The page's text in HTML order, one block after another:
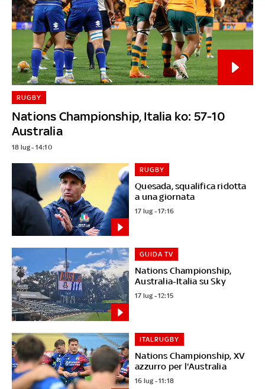
Nations Championship, Italia ko: 57-10
Australia
RUGBY
18 lug - 14:10
Quesada, squalifica ridotta
a una giornata
RUGBY
17 lug - 17:16
Nations Championship,
Australia-Italia su Sky
GUIDA TV
17 lug - 12:15
Nations Championship, XV
azzurro per l'Australia
ITALRUGBY
16 lug - 11:18